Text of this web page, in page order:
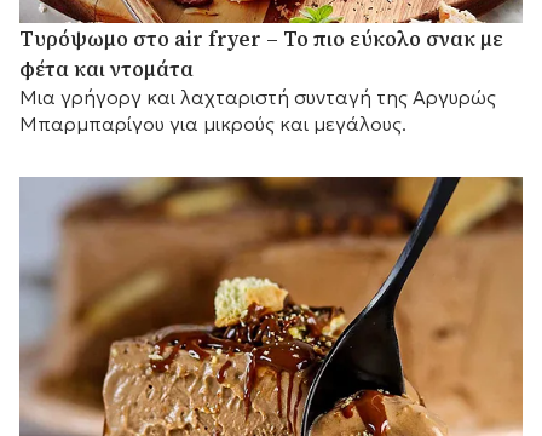
Τυρόψωμο στο air fryer – Το πιο εύκολο σνακ με
φέτα και ντομάτα
Μια γρήγοργ και λαχταριστή συνταγή της Αργυρώς
Μπαρμπαρίγου για μικρούς και μεγάλους.